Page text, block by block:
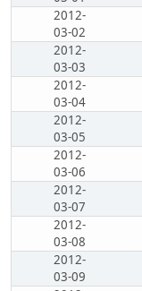
2012-
03-02
2012-
03-03
2012-
03-04
2012-
03-05
2012-
03-06
2012-
03-07
2012-
03-08
2012-
03-09